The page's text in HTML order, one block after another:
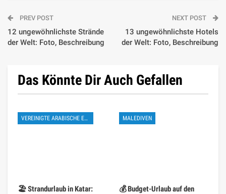
PREV POST
12 ungewöhnlichste Strände
der Welt: Foto, Beschreibung
NEXT POST
13 ungewöhnlichste Hotels
der Welt: Foto, Beschreibung
Das Könnte Dir Auch Gefallen
VEREINIGTE ARABISCHE EMIRATE
🏖️ Strandurlaub in Katar:
MALEDIVEN
💰 Budget-Urlaub auf den